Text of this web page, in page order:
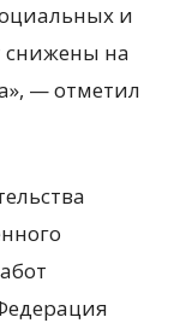
и
снижены на
— отметил